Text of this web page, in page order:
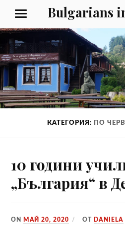
съдържаниетоBulgarians
МЕНЮ
КАТЕГОРИЯ: ПО
10 години
„България“ в
ON МАЙ 20, 2020 ОТ DANIELA